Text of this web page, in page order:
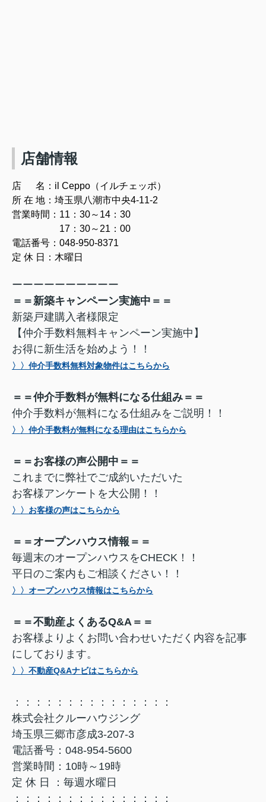
店舗情報
店 名：il Ceppo（イルチェッポ）
所 在 地：埼玉県八潮市中央4-11-2
営業時間：11：30～14：30
17：30～21：00
電話番号：048-950-8371
定 休 日：木曜日
ーーーーーーーーーー
＝＝新築キャンペーン実施中＝＝
新築戸建購入者様限定
【仲介手数料無料キャンペーン実施中】
お得に新生活を始めよう！！
〉〉仲介手数料無料対象物件はこちらから
＝＝仲介手数料が無料になる仕組み＝＝
仲介手数料が無料になる仕組みをご説明！！
〉〉仲介手数料が無料になる理由はこちらから
＝＝お客様の声公開中＝＝
これまでに弊社でご成約いただいた
お客様アンケートを大公開！！
〉〉お客様の声はこちらから
＝＝オープンハウス情報＝＝
毎週末のオープンハウスをCHECK！！
平日のご案内もご相談ください！！
〉〉オープンハウス情報はこちらから
＝＝不動産よくあるQ&A＝＝
お客様よりよくお問い合わせいただく内容を記事
にしております。
〉〉不動産Q&Aナビはこちらから
：：：：：：：：：：：：：：：
株式会社クルーハウジング
埼玉県三郷市彦成3-207-3
電話番号：048-954-5600
営業時間：10時～19時
定 休 日 ：毎週水曜日
：：：：：：：：：：：：：：：